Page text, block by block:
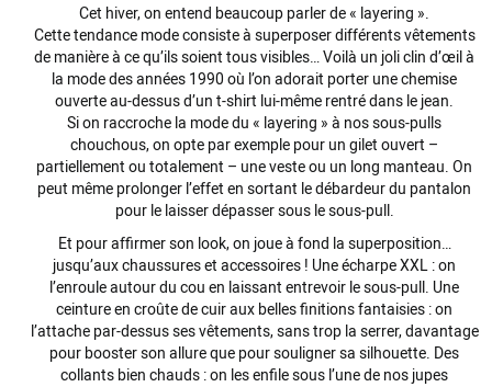
Cet hiver, on entend beaucoup parler de « layering ».
Cette tendance mode consiste à superposer différentsvêtements
de manière à ce qu’ils soient tous visibles… Voilà un joli clin d’œil à
la mode des années 1990 où l’on adorait porter une chemise
ouverte au-dessus d’un t-shirt lui-même rentré dans le jean
Si on raccroche la mode du « layering » à nos sous-pulls
chouchous, on opte par exemple pour un gilet ouvert –
partiellement ou totalement – une veste ou un long manteau . On
peut même prolonger l’effet en sortant le débardeur du pantalon
pour le laisser dépasser sous le sous-pull.
Et pour affirmer son look, on joue à fond la superposition…
jusqu’aux chaussures et accessoires ! Une écharpe XXL : on
l’enroule autour du cou en laissant entrevoir le sous-pull. Une
ceinture en croûte de cuir aux belles finitionsfantaisies : on
l’attache par-dessus ses vêtements, sans trop la serrer, davantage
pour booster son allure que pour souligner sa silhouette. Des
collants bien chauds : on les enfile sous l’une de nos jupes